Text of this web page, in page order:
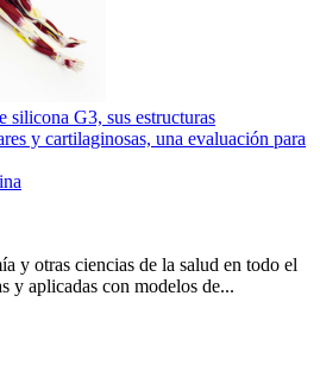
silicona G3, sus estructuras
y cartilaginosas, una evaluación para
y otras ciencias de la salud en todo el
y aplicadas con modelos de...